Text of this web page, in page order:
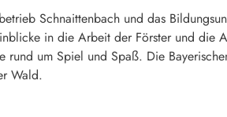
Schnaittenbach und das
in die Arbeit der Förster und die
um Spiel und Spaß. Die
Wald.